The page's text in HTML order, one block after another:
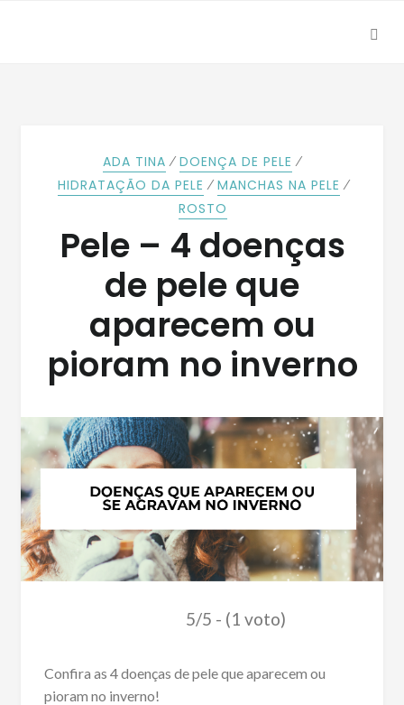
ADA TINA ⁄ DOENÇA DE PELE ⁄
HIDRATAÇÃO DA PELE ⁄ MANCHAS NA PELE ⁄
ROSTO
Pele – 4 doenças
de pele que
aparecem ou
pioram no inverno
5/5 - (1 voto)
Confira as 4 doenças de pele que aparecem ou
pioram no inverno!